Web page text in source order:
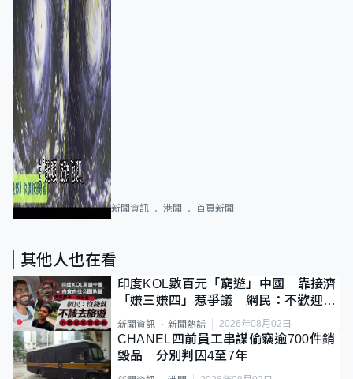
新聞資訊 港聞 首頁新聞
其他人也在看
印度KOL數百元「窮遊」中國 靠接濟
「嫌三嫌四」惹爭議 網民：不歡迎劣
質旅客
新聞資訊 新聞熱話 2026年08月02日
CHANEL四前員工串謀偷竊逾700件銷
毀品 分別判囚4至7年